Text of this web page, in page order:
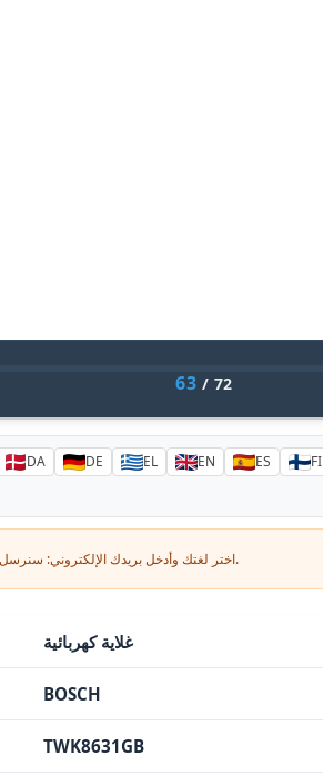
63 / 72
DA DE EL EN ES FI
اختر لغتك وأدخل بريدك الإلكتروني: سنرسل لك نسخة مترجمة خصيصاً.
غلاية كهربائية
BOSCH
TWK8631GB